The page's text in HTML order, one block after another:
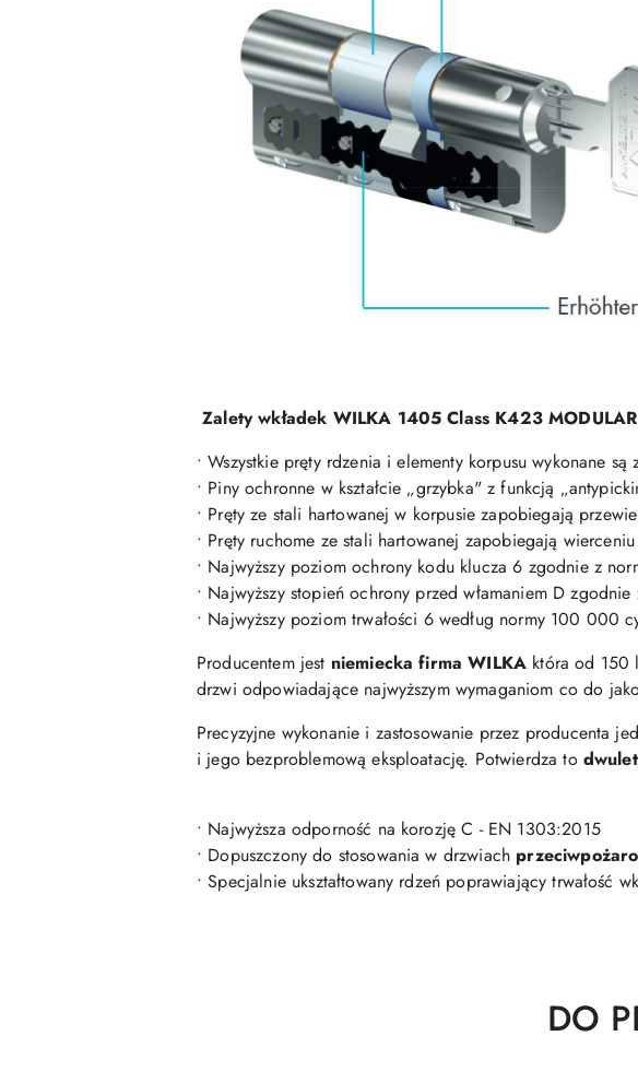
Zalety wkładek WILKA 1405 Class K423 MODULAR
• Wszystkie pręty rdzenia i elementy korpusu wykonane
• Piny ochronne w kształcie „grzybka" z funkcją
• Pręty ze stali hartowanej w korpusie zapobiegają
• Pręty ruchome ze stali hartowanej zapobiegają wierceniu
• Najwyższy poziom ochrony kodu klucza 6 zgodnie z
• Najwyższy stopień ochrony przed włamaniem D
• Najwyższy poziom trwałości 6 według normy 100 000
Producentem jest niemiecka firma WILKA która od 150
drzwi odpowiadające najwyższym wymaganiom co do
Precyzyjne wykonanie i zastosowanie przez producenta
i jego bezproblemową eksploatację. Potwierdza to
• Najwyższa odporność na korozję C - EN 1303:2015
• Dopuszczony do stosowania w drzwiach
• Specjalnie ukształtowany rdzeń poprawiający trwałość
DO